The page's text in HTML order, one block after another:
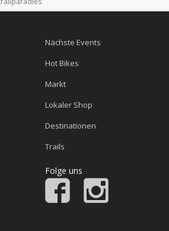
Nächste Events
Hot Bikes
Markt
Lokaler Shop
Destinationen
Trails
Folge uns